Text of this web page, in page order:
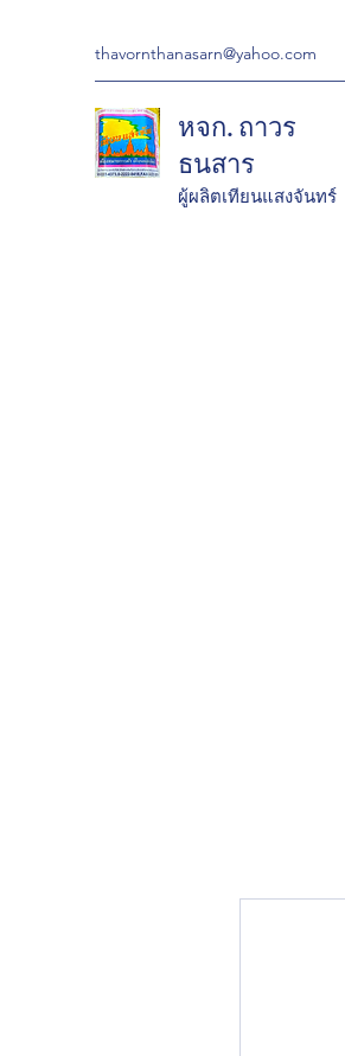
thavornthanasarn@yahoo.com
หจก. ถาวร
ธนสาร
ผู้ผลิตเทียนแสงจันทร์